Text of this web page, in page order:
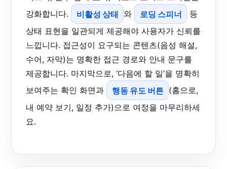
강화합니다.
비활성 상태 와 로딩 스피너
등
상태 표현을 일관되게 제공해야 사용자가 신뢰를
느낍니다. 접근성이 요구되는 콘텐츠(음성 해설,
수어, 자막)는 명확한 접근 경로와 안내 문구를
제공합니다. 마지막으로, ‘다음에 할 일’을 명확히
보여주는 확인 화면과
행동 유도 버튼 (홈으로,
내 예약 보기, 일정 추가)으로 여정을 마무리하세
요.